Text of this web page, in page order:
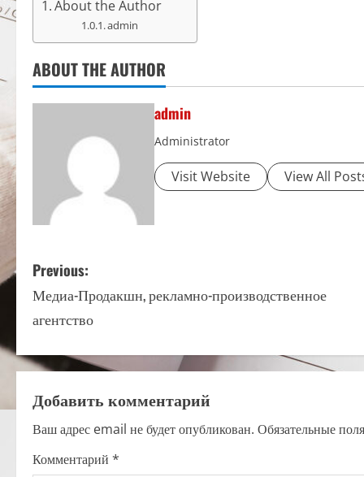
About the Author
admin
ABOUT THE AUTHOR
admin
Administrator
Visit Website View All
P
o
t
n
a
Previous:
Медиа-Продакшн, рекламно-производственное
агентство
Добавить комментарий
Ваш адрес email не будет опубликован. Обязательные
Комментарий *